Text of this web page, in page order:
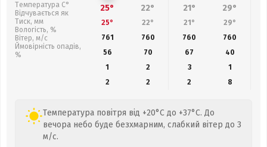
Температура С°
Відчувається як
Тиск, мм
Вологість, %
Вітер, м/с
Ймовірність опадів,
%
25° 22° 21° 29°
25° 22° 21° 29°
761
760 760 760
56
70 67 40
1
2 3
1
2
2 2 8
Температура повітря від +20°C до +37°C. До
вечора небо буде безхмарним, слабкий вітер до 3
м/с.